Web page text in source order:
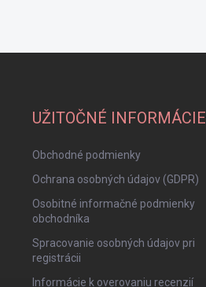
UŽITOČNÉ INFORMÁCIE
Obchodné podmienky
Ochrana osobných údajov (GDPR)
Osobitné informačné podmienky
obchodníka
Spracovanie osobných údajov pri
registrácii
Informácie k overovaniu recenzií